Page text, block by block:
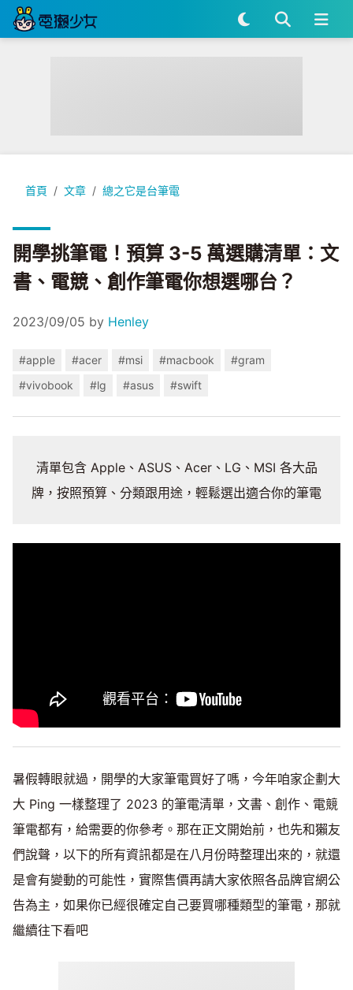
首頁 文章 總之它是台筆電
開學挑筆電！預算 3-5 萬選購清單：文書、電競、創作筆電你
開學挑筆電！預算 3-5 萬選購清單：文
書、電競、創作筆電你想選哪台？
2023/09/05 by Henley
#apple #acer #msi #macbook
#gram
#vivobook
#lg #asus #swift
清單包含 Apple、ASUS、Acer、LG、MSI 各大品
牌，按照預算、分類跟用途，輕鬆選出適合你的筆電
暑假轉眼就過，開學的大家筆電買好了嗎，今年咱家企劃大
大 Ping 一樣整理了 2023 的筆電清單，文書、創作、電競
筆電都有，給需要的你參考。那在正文開始前，也先和獺友
們說聲，以下的所有資訊都是在八月份時整理出來的，就還
是會有變動的可能性，實際售價再請大家依照各品牌官網公
告為主，如果你已經很確定自己要買哪種類型的筆電，那就
繼續往下看吧